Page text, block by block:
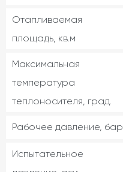
Отапливаемая
площадь, кв.м
Максимальная
температура
теплоносителя, град.
Рабочее давление, бар
Испытательное